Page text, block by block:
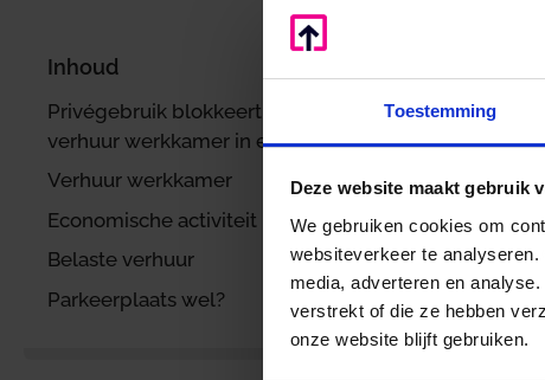
Toestemming
Deze website maakt gebruik
We gebruiken cookies om
websiteverkeer te
media, adverteren en
verstrekt of die ze hebben
onze website blijft gebruiken.
Inhoud
Privégebruik blokkeert belaste
verhuur werkkamer in eigen woning
Verhuur werkkamer
Economische activiteit
Belaste verhuur
Parkeerplaats wel?